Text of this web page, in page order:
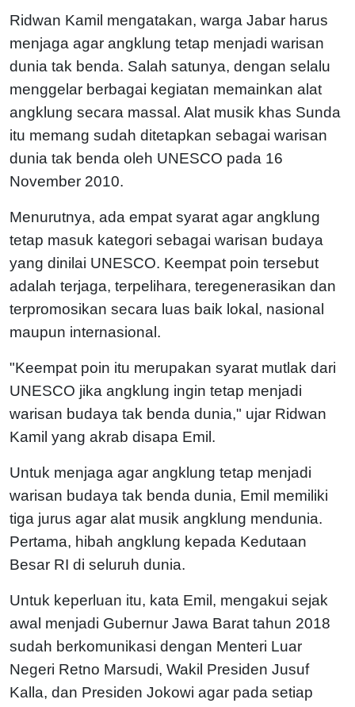
Ridwan Kamil mengatakan, warga Jabar harus
menjaga agar angklung tetap menjadi warisan
dunia tak benda. Salah satunya, dengan selalu
menggelar berbagai kegiatan memainkan alat
angklung secara massal. Alat musik khas Sunda
itu memang sudah ditetapkan sebagai warisan
dunia tak benda oleh UNESCO pada 16
November 2010.
Menurutnya, ada empat syarat agar angklung
tetap masuk kategori sebagai warisan budaya
yang dinilai UNESCO. Keempat poin tersebut
adalah terjaga, terpelihara, teregenerasikan dan
terpromosikan secara luas baik lokal, nasional
maupun internasional.
"Keempat poin itu merupakan syarat mutlak dari
UNESCO jika angklung ingin tetap menjadi
warisan budaya tak benda dunia," ujar Ridwan
Kamil yang akrab disapa Emil.
Untuk menjaga agar angklung tetap menjadi
warisan budaya tak benda dunia, Emil memiliki
tiga jurus agar alat musik angklung mendunia.
Pertama, hibah angklung kepada Kedutaan
Besar RI di seluruh dunia.
Untuk keperluan itu, kata Emil, mengakui sejak
awal menjadi Gubernur Jawa Barat tahun 2018
sudah berkomunikasi dengan Menteri Luar
Negeri Retno Marsudi, Wakil Presiden Jusuf
Kalla, dan Presiden Jokowi agar pada setiap